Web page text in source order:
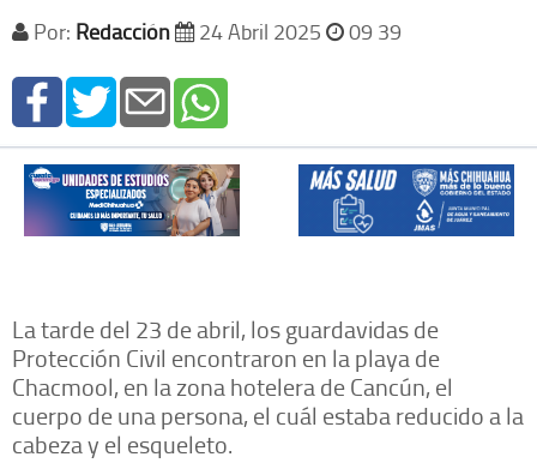
Por: Redacción 24 Abril 2025 09 39
La tarde del 23 de abril, los guardavidas de
Protección Civil encontraron en la playa de
Chacmool, en la zona hotelera de Cancún, el
cuerpo de una persona, el cuál estaba reducido a la
cabeza y el esqueleto.